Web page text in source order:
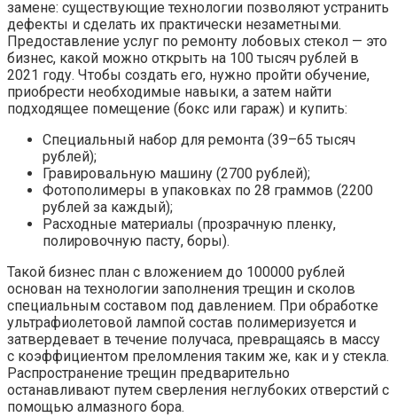
замене: существующие технологии позволяют устранить
дефекты и сделать их практически незаметными.
Предоставление услуг по ремонту лобовых стекол — это
бизнес, какой можно открыть на 100 тысяч рублей в
2021 году. Чтобы создать его, нужно пройти обучение,
приобрести необходимые навыки, а затем найти
подходящее помещение (бокс или гараж) и купить:
Специальный набор для ремонта (39–65 тысяч
рублей);
Гравировальную машину (2700 рублей);
Фотополимеры в упаковках по 28 граммов (2200
рублей за каждый);
Расходные материалы (прозрачную пленку,
полировочную пасту, боры).
Такой бизнес план с вложением до 100000 рублей
основан на технологии заполнения трещин и сколов
специальным составом под давлением. При обработке
ультрафиолетовой лампой состав полимеризуется и
затвердевает в течение получаса, превращаясь в массу
с коэффициентом преломления таким же, как и у стекла.
Распространение трещин предварительно
останавливают путем сверления неглубоких отверстий с
помощью алмазного бора.